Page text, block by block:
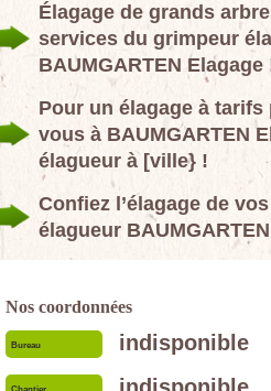
Élagage de grands
services du grimpeur
BAUMGARTEN Elagage
Pour un élagage à
vous à BAUMGARTEN
élagueur à [ville} !
Confiez l’élagage de
élagueur
Nos coordonnées
Bureau indisponible